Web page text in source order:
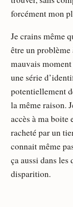
forcément mon
Je crains même
être un
mauvais moment
une série
potentiellement
la même raison.
accès à ma boite
racheté par un
connait même
ça aussi dans
disparition.